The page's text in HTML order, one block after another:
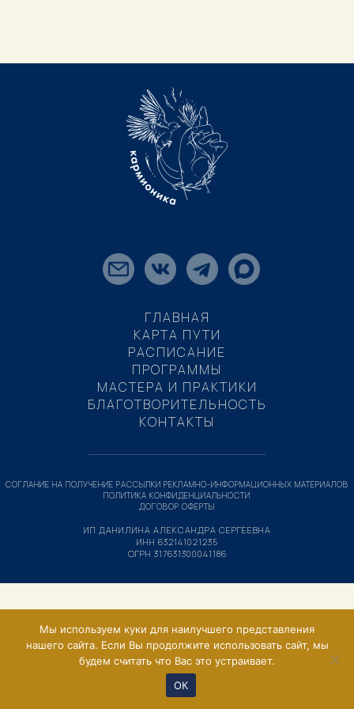
ГЛАВНАЯ
КАРТА ПУТИ
РАСПИСАНИЕ
ПРОГРАММЫ
МАСТЕРА И ПРАКТИКИ
БЛАГОТВОРИТЕЛЬНОСТЬ
КОНТАКТЫ
ИП ДАНИЛИНА АЛЕКСАНДРА СЕРГЕЕВНА
ИНН 632141021235
ОГРН 317631300041186
СОГЛАНИЕ НА ПОЛУЧЕНИЕ РАССЫЛКИ РЕКЛАМНО-ИНФОРМАЦИОННЫХ МАТЕРИАЛОВ
ПОЛИТИКА КОНФИДЕНЦИАЛЬНОСТИ
ДОГОВОР ОФЕРТЫ
Мы используем куки для наилучшего представления
нашего сайта. Если Вы продолжите использовать сайт, мы
будем считать что Вас это устраивает.
ОК